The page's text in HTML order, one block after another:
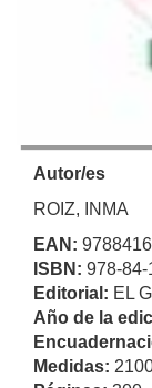
Autor/es
ROIZ, INMA
EAN:
ISBN: 978-84-
Editorial: EL
Año de la
Medidas: